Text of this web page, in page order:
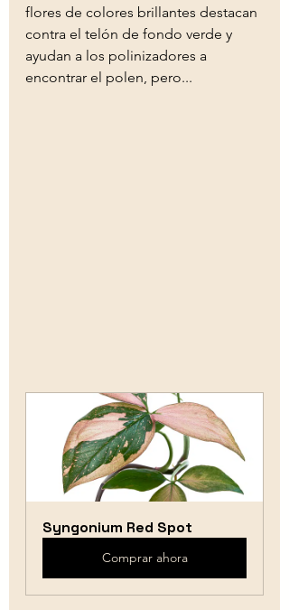
flores de colores brillantes destacan
contra el telón de fondo verde y
ayudan a los polinizadores a
encontrar el polen, pero...
Syngonium Red Spot
Comprar ahora